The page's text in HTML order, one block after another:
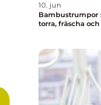
10. jun
Bambustrumpor
torra, fräscha